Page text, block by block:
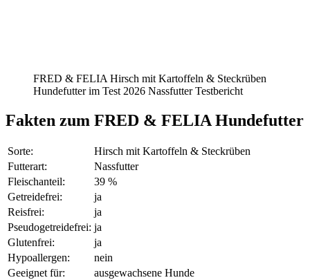
FRED & FELIA Hirsch mit Kartoffeln & Steckrüben
Hundefutter im Test 2026 Nassfutter Testbericht
Fakten zum FRED & FELIA Hundefutter
Sorte:
Hirsch mit Kartoffeln & Steckrüben
Futterart:
Nassfutter
Fleischanteil:
39 %
Getreidefrei:
ja
Reisfrei:
ja
Pseudogetreidefrei: ja
Glutenfrei:
ja
Hypoallergen:
nein
Geeignet für:
ausgewachsene Hunde